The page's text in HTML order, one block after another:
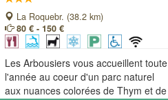
La Roquebr. (38.2 km)
80 € - 150 €
Les Arbousiers vous accueillent toute
l'année au coeur d'un parc naturel
aux nuances colorées de Thym et de